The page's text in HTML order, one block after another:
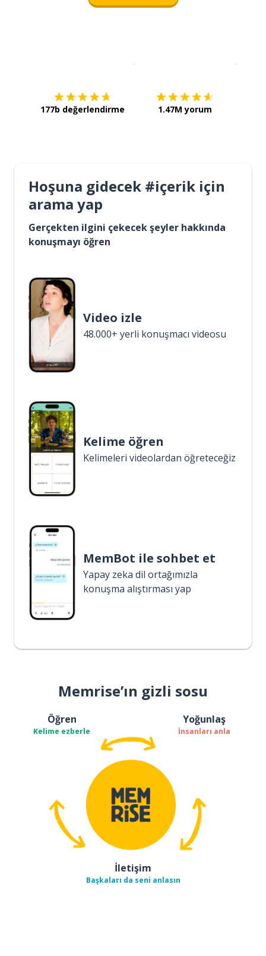
177b değerlendirme 1.47M yorum
Hoşuna gidecek #içerik için
arama yap
Gerçekten ilgini çekecek şeyler hakkında
konuşmayı öğren
Video izle
48.000+ yerli konuşmacı videosu
Kelime öğren
Kelimeleri videolardan öğreteceğiz
MemBot ile sohbet et
Yapay zeka dil ortağımızla
konuşma alıştırması yap
Memrise’ın gizli sosu
Öğren
Kelime ezberle
Yoğunlaş
İnsanları anla
İletişim
Başkaları da seni anlasın